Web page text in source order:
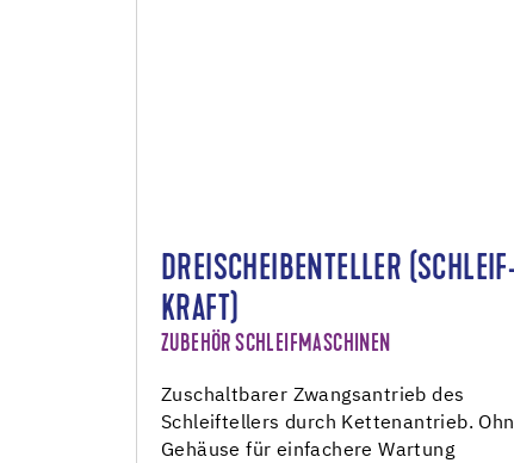
DREISCHEIBENTELLER
KRAFT)
ZUBEHÖR SCHLEIFMASCHINEN
Zuschaltbarer Zwangsantrieb des
Schleiftellers durch Kettenantrieb.
Gehäuse für einfachere Wartung